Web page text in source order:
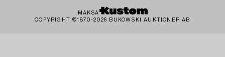
MAKSA
COPYRIGHT ©1870-2026 BUKOWSKI AUKTIONER AB